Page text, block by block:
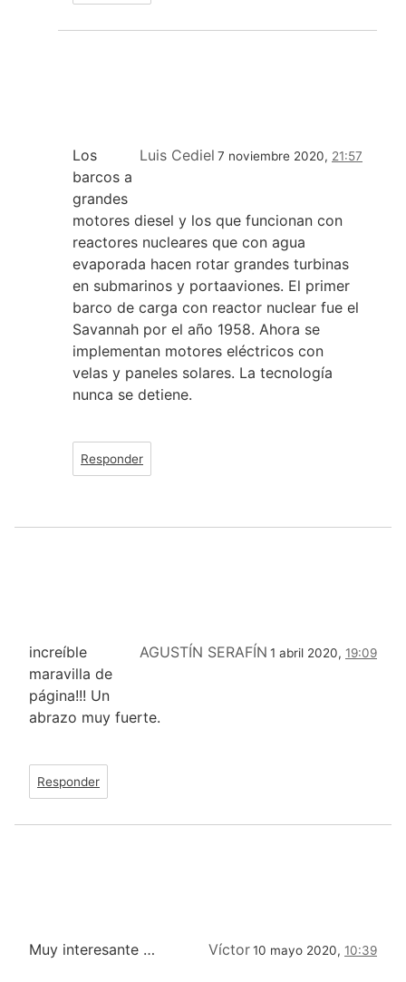
Luis Cediel 7 noviembre 2020, 21:57
Los
barcos a
grandes
motores diesel y los que funcionan con
reactores nucleares que con agua
evaporada hacen rotar grandes turbinas
en submarinos y portaaviones. El primer
barco de carga con reactor nuclear fue el
Savannah por el año 1958. Ahora se
implementan motores eléctricos con
velas y paneles solares. La tecnología
nunca se detiene.
Responder
AGUSTÍN SERAFÍN 1 abril 2020, 19:09
increíble
maravilla de
página!!! Un
abrazo muy fuerte.
Responder
Víctor10 mayo 2020, 10:39
Muy interesante …